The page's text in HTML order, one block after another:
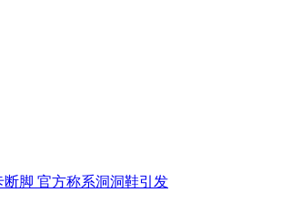
断脚 官方称系洞洞鞋引发